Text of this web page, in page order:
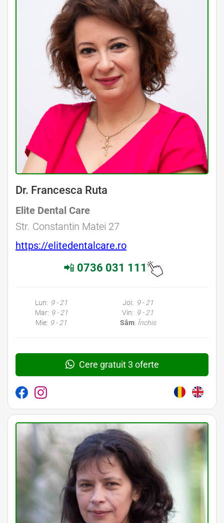
Dr. Francesca Ruta
Elite Dental Care
Str. Constantin Matei 27
https://elitedentalcare.ro
📲 0736 031 111
Lun: 9 - 21
Mar: 9 - 21
Mie: 9 - 21
Joi: 9 - 21
Vin: 9 - 21
Sâm: Închis
Cere gratuit 3 oferte